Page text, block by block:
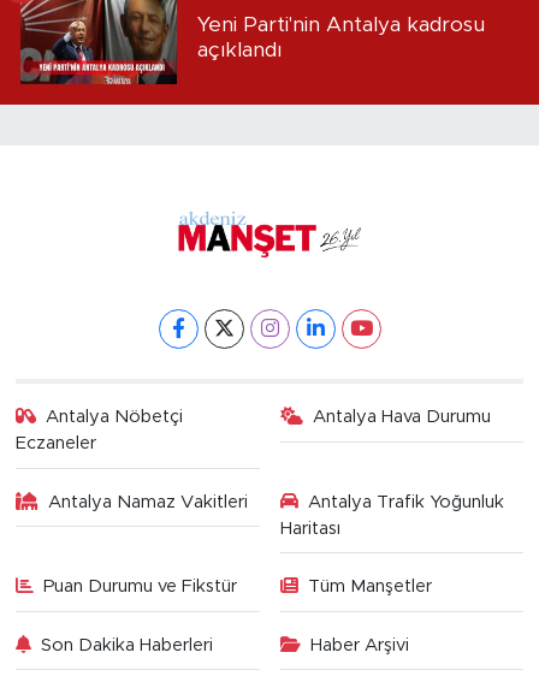
Yeni Parti'nin Antalya kadrosu
açıklandı
Antalya Nöbetçi
Eczaneler
Antalya Hava Durumu
Antalya Namaz Vakitleri
Antalya Trafik Yoğunluk
Haritası
Puan Durumu ve Fikstür Tüm Manşetler
Son Dakika Haberleri Haber Arşivi